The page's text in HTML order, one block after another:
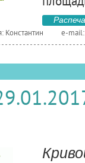
Константин e-